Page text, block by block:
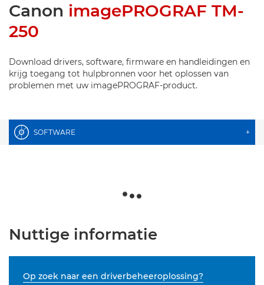
Canon imagePROGRAF TM-
250
Download drivers, software, firmware en handleidingen en
krijg toegang tot hulpbronnen voor het oplossen van
problemen met uw imagePROGRAF-product.
SOFTWARE +
Nuttige informatie
Op zoek naar een driverbeheeroplossing?